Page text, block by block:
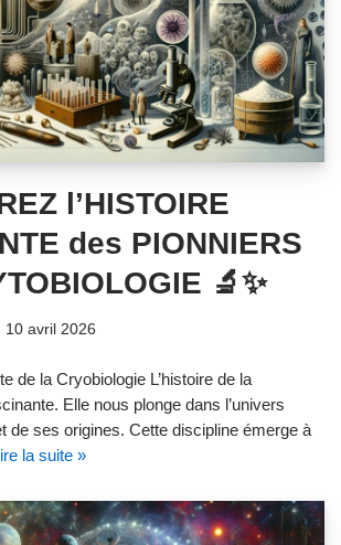
l’HISTOIRE
des PIONNIERS
🔬✨
10 avril 2026
de la Cryobiologie L’histoire de la
Elle nous plonge dans l’univers
de ses origines. Cette discipline émerge à
la suite »